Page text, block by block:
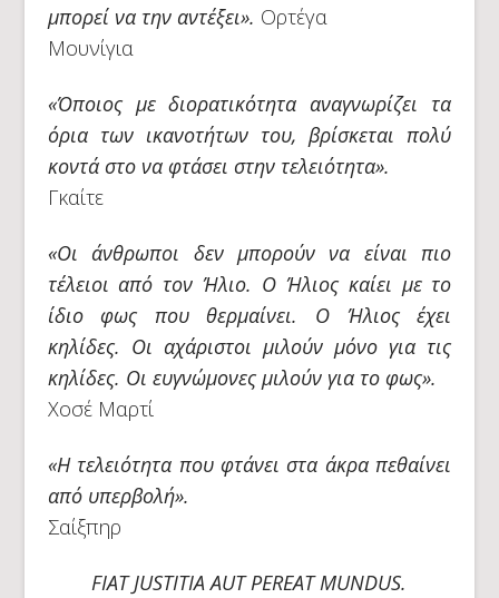
μπορεί να την αντέξει». Ορτέγα
Μουνίγια
«Όποιος με διορατικότητα αναγνωρίζει τα
όρια των ικανοτήτων του, βρίσκεται πολύ
κοντά στο να φτάσει στην τελειότητα».
Γκαίτε
«Οι άνθρωποι δεν μπορούν να είναι πιο
τέλειοι από τον Ήλιο. Ο Ήλιος καίει με το
ίδιο φως που θερμαίνει. Ο Ήλιος έχει
κηλίδες. Οι αχάριστοι μιλούν μόνο για τις
κηλίδες. Οι ευγνώμονες μιλούν για το φως».
Χοσέ Μαρτί
«Η τελειότητα που φτάνει στα άκρα πεθαίνει
από υπερβολή».
Σαίξπηρ
FIAT JUSTITIA AUT PEREAT MUNDUS.